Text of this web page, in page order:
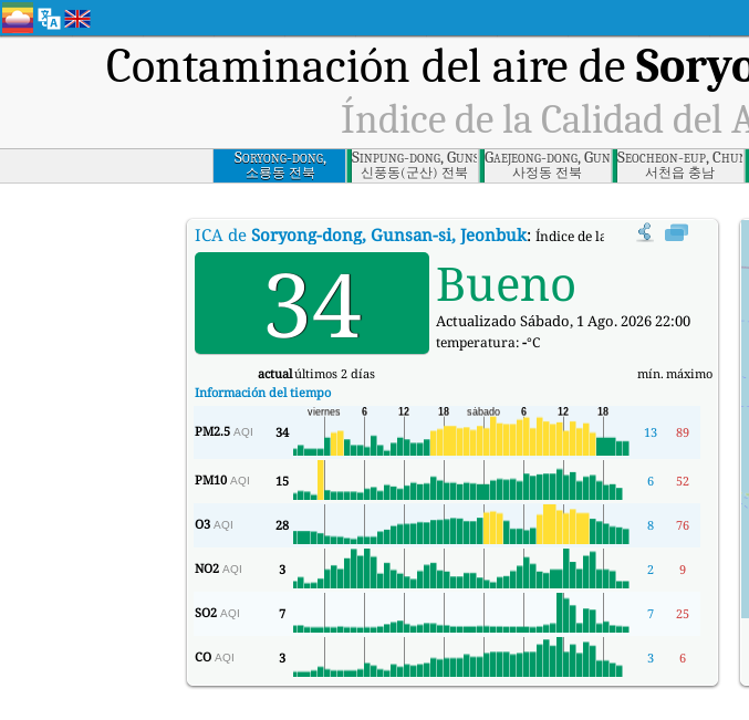
Contaminación del aire de
Índice de la Calidad del
Soryong-dong,
Gunsan-si, Jeonbuk
소룡동 전북
Sinpung-dong, Gunsan-si, Jeonbuk
신풍동(군산) 전북
Gaejeong-dong, Gunsan-si, Jeonbuk
사정동 전북
Seocheon-eup,
서천읍 충남
ICA de Soryong-dong, Gunsan-si, Jeonbuk: Índice de la Calidad del Aire
34 Bueno
Actualizado Sábado, 1 Ago. 2026 22:00
temperatura:-°C
actualúltimos 2 días mín. máximo
Información del tiempo
PM2.5 AQI 34 13 89
PM10 AQI 15 6 52
O3 AQI 28 8 76
NO2 AQI 3 2 9
SO2 AQI 7 7 25
CO AQI 3 3 6